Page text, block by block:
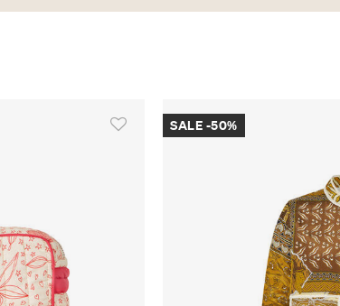
SALE -50%